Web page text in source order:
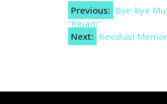
Navigasi
pos
Previous: Bye-bye
“Kejam”
Next: Revolusi